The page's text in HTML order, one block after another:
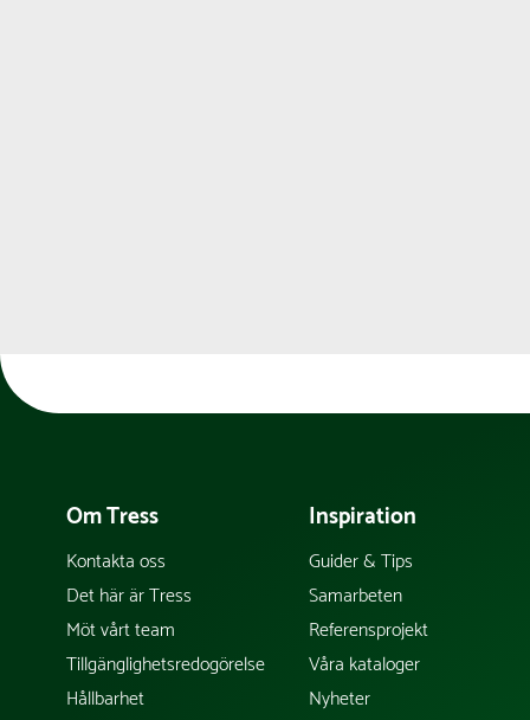
Om Tress
Kontakta oss
Det här är Tress
Möt vårt team
Tillgänglighetsredogörelse
Hållbarhet
Inspiration
Guider & Tips
Samarbeten
Referensprojekt
Våra kataloger
Nyheter